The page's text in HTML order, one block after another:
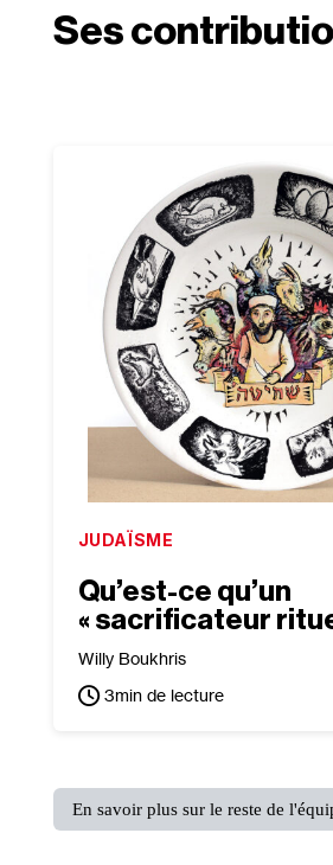
Ses
JUDAÏSME
Qu’est-ce qu’un
« sacrificateur
Willy Boukhris
3min de lecture
En savoir plus sur le reste de